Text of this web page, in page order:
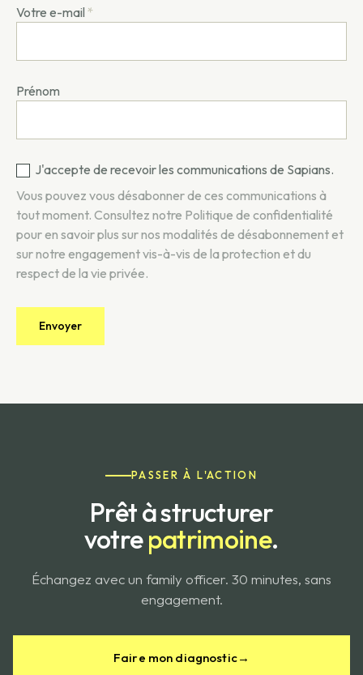
Votre e-mail *
Prénom
J'accepte de recevoir les communications de Sapians.
Vous pouvez vous désabonner de ces communications à
tout moment. Consultez notre Politique de confidentialité
pour en savoir plus sur nos modalités de désabonnement et
sur notre engagement vis-à-vis de la protection et du
respect de la vie privée.
PASSER À L'ACTION
Prêt à structurer
votrepatrimoine.
Échangez avec un family officer. 30 minutes, sans
engagement.
Faire mon diagnostic→